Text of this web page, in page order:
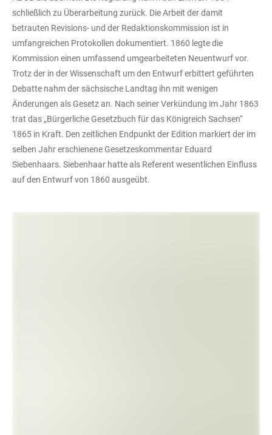
schließlich zu Überarbeitung zurück. Die Arbeit der damit
betrauten Revisions- und der Redaktionskommission ist in
umfangreichen Protokollen dokumentiert. 1860 legte die
Kommission einen umfassend umgearbeiteten Neuentwurf vor.
Trotz der in der Wissenschaft um den Entwurf erbittert geführten
Debatte nahm der sächsische Landtag ihn mit wenigen
Änderungen als Gesetz an. Nach seiner Verkündung im Jahr 1863
trat das „Bürgerliche Gesetzbuch für das Königreich Sachsen“
1865 in Kraft. Den zeitlichen Endpunkt der Edition markiert der im
selben Jahr erschienene Gesetzeskommentar Eduard
Siebenhaars. Siebenhaar hatte als Referent wesentlichen Einfluss
auf den Entwurf von 1860 ausgeübt.